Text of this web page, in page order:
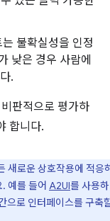
불확실성을 인정
낮은 경우 사람에
.
판적으로 평가하
합니다.
새로운 상호작용에 적응
예를 들어 A2UI를 사용
으로 인터페이스를 구축